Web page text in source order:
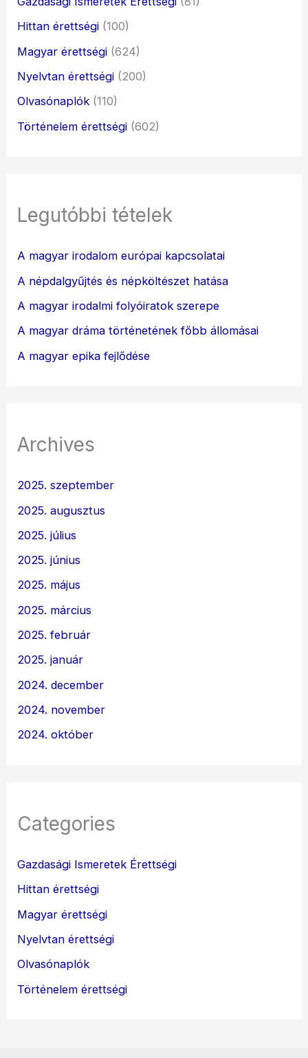
Hittan érettségi (100)
Magyar érettségi (624)
Nyelvtan érettségi (200)
Olvasónaplók (110)
Történelem érettségi (602)
Legutóbbi tételek
A magyar irodalom európai kapcsolatai
A népdalgyűjtés és népköltészet hatása
A magyar irodalmi folyóiratok szerepe
A magyar dráma történetének főbb állomásai
A magyar epika fejlődése
Archives
2025. szeptember
2025. augusztus
2025. július
2025. június
2025. május
2025. március
2025. február
2025. január
2024. december
2024. november
2024. október
Categories
Gazdasági Ismeretek Érettségi
Hittan érettségi
Magyar érettségi
Nyelvtan érettségi
Olvasónaplók
Történelem érettségi